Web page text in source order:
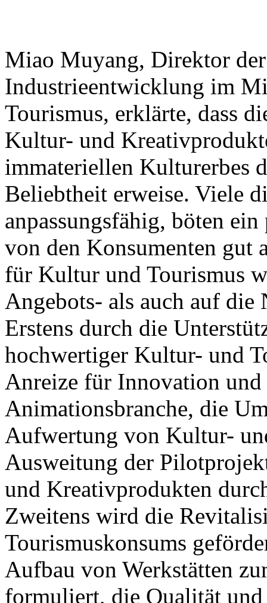
Miao Muyang, Direktor
Industrieentwicklung im
Tourismus, erklärte, dass
Kultur- und
immateriellen Kulturerbes
Beliebtheit erweise. Viele
anpassungsfähig, böten
von den Konsumenten gut
für Kultur und Tourismus
Angebots- als auch auf die
Erstens durch die
hochwertiger Kultur- und
Anreize für Innovation
Animationsbranche, die
Aufwertung von Kultur-
Ausweitung der
und Kreativprodukten
Zweitens wird die
Tourismuskonsums
Aufbau von Werkstätten
formuliert, die Qualität